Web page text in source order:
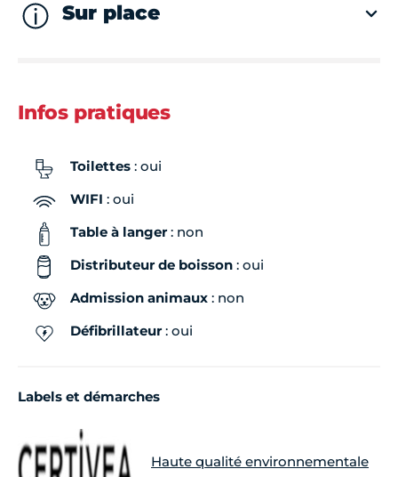
Sur place
Infos pratiques
Toilettes : oui
WIFI : oui
Table à langer: non
Distributeur de boisson : oui
Admission animaux : non
Défibrillateur: oui
Labels et démarches
Haute qualité environnementale